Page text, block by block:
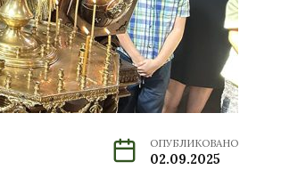
ОПУБЛИКОВАНО
02.09.2025